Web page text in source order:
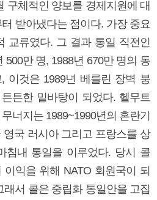
구체적인 양보를 경제지원에 대
받아냈다는 점이다. 가장 중요
교류였다. 그 결과 통일 직전인
500만 명, 1988년 670만 명의 동
이것은 1989년 베를린 장벽 붕
튼한 밑바탕이 되었다. 헬무트
너지는 1989~1990년의 혼란기
국 러시아 그리고 프랑스를 상
침내 통일을 이루었다. 당시 콜
익을 위해 NATO 회원국이 되
서 콜은 중립화 통일안을 고집